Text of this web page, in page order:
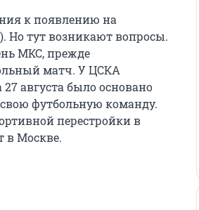
к появлению на
Но тут возникают вопросы.
МКС, прежде
матч. У ЦСКА
августа было основано
футбольную команду.
перестройки в
в Москве.